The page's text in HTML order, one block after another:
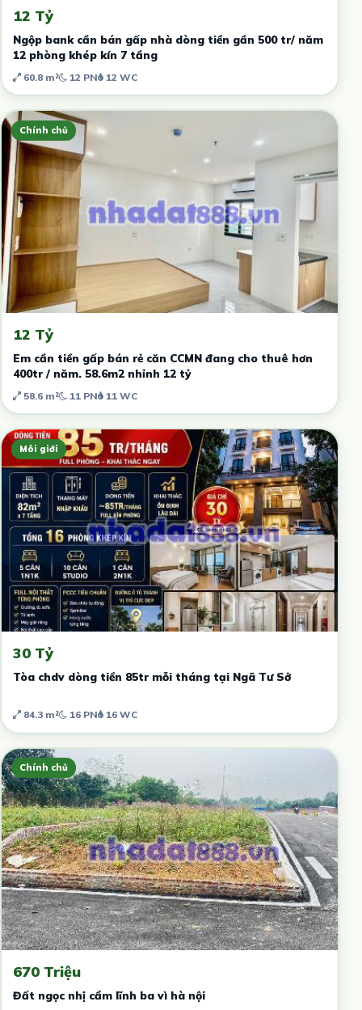
12 Tỷ
Ngộp bank cần bán gấp nhà dòng tiền gần 500 tr/ năm
12 phòng khép kín 7 tầng
60.8 m² 12 PN 12 WC
Chính chủ
12 Tỷ
Em cần tiền gấp bán rẻ căn CCMN đang cho thuê hơn
400tr / năm. 58.6m2 nhỉnh 12 tỷ
58.6 m² 11 PN 11 WC
Môi giới
30 Tỷ
Tòa chdv dòng tiền 85tr mỗi tháng tại Ngã Tư Sở
84.3 m² 16 PN 16 WC
Chính chủ
670 Triệu
Đất ngọc nhị cẩm lĩnh ba vì hà nội